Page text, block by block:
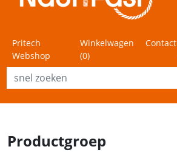
Pritech
Webshop
Winkelwagen
(0)
Contact
Productgroep